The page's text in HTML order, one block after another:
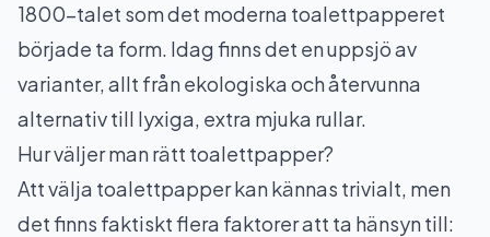
1800-talet som det moderna toalettpapperet
började ta form. Idag finns det en uppsjö av
varianter, allt från ekologiska och återvunna
alternativ till lyxiga, extra mjuka rullar.
Hur väljer man rätt toalettpapper?
Att välja toalettpapper kan kännas trivialt, men
det finns faktiskt flera faktorer att ta hänsyn till: